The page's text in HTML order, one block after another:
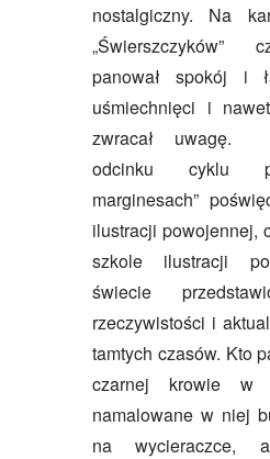
nostalgiczny. Na
„Świerszczyków”
panował spokój i
uśmiechnięci i
zwracał uwagę.
odcinku cyklu
marginesach”
ilustracji powojennej,
szkole ilustracji
świecie
rzeczywistości i
tamtych czasów. Kto
czarnej krowie
namalowane w niej
na wycieraczce,